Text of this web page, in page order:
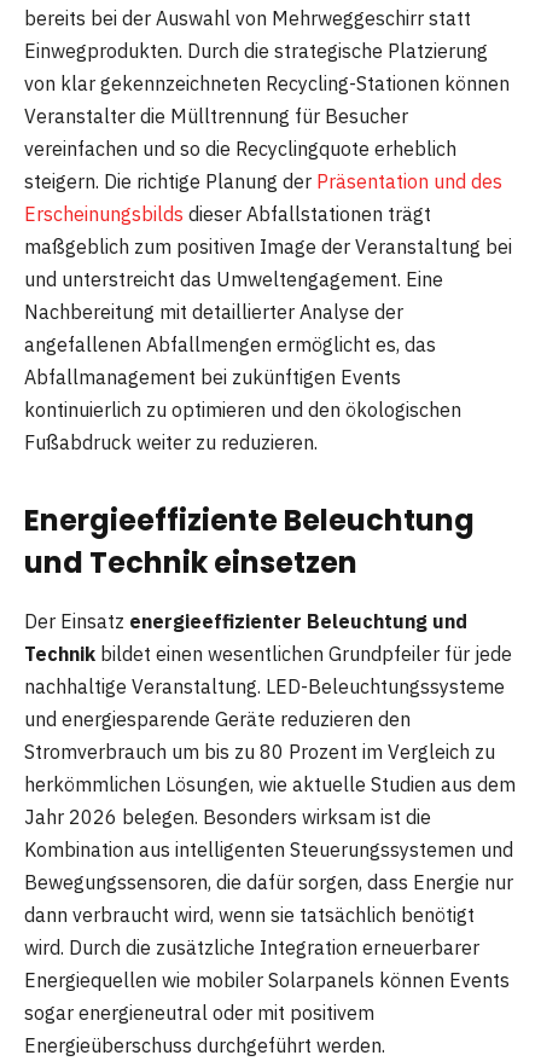
bereits bei der Auswahl von Mehrweggeschirr statt
Einwegprodukten. Durch die strategische Platzierung
von klar gekennzeichneten Recycling-Stationen können
Veranstalter die Mülltrennung für Besucher
vereinfachen und so die Recyclingquote erheblich
steigern. Die richtige Planung der Präsentation und des
Erscheinungsbilds dieser Abfallstationen trägt
maßgeblich zum positiven Image der Veranstaltung bei
und unterstreicht das Umweltengagement. Eine
Nachbereitung mit detaillierter Analyse der
angefallenen Abfallmengen ermöglicht es, das
Abfallmanagement bei zukünftigen Events
kontinuierlich zu optimieren und den ökologischen
Fußabdruck weiter zu reduzieren.
Energieeffiziente Beleuchtung
und Technik einsetzen
Der Einsatz energieeffizienter Beleuchtung und
Technik bildet einen wesentlichen Grundpfeiler für jede
nachhaltige Veranstaltung. LED-Beleuchtungssysteme
und energiesparende Geräte reduzieren den
Stromverbrauch um bis zu 80 Prozent im Vergleich zu
herkömmlichen Lösungen, wie aktuelle Studien aus dem
Jahr 2026 belegen. Besonders wirksam ist die
Kombination aus intelligenten Steuerungssystemen und
Bewegungssensoren, die dafür sorgen, dass Energie nur
dann verbraucht wird, wenn sie tatsächlich benötigt
wird. Durch die zusätzliche Integration erneuerbarer
Energiequellen wie mobiler Solarpanels können Events
sogar energieneutral oder mit positivem
Energieüberschuss durchgeführt werden.